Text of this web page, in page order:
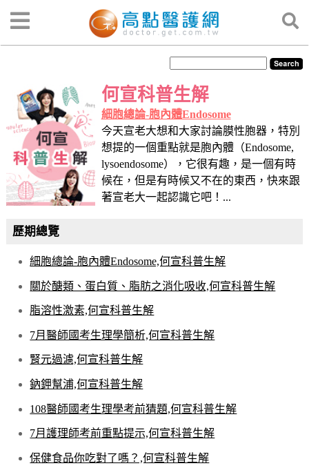
何宣科普生解
細胞總論-胞內體Endosome
今天宣老大想和大家討論膜性胞器，特別
想提的一個重點就是胞內體（Endosome,
lysoendosome），它很有趣，是一個有時
候在，但是有時候又不在的東西，快來跟
著宣老大一起認識它吧！...
歷期總覽
細胞總論-胞內體Endosome,何宣科普生解
關於醣類、蛋白質、脂肪之消化吸收,何宣科普生解
脂溶性激素,何宣科普生解
7月醫師國考生理學簡析,何宣科普生解
腎元過濾,何宣科普生解
鈉鉀幫浦,何宣科普生解
108醫師國考生理學考前猜題,何宣科普生解
7月護理師考前重點提示,何宣科普生解
保健食品你吃對了嗎？,何宣科普生解